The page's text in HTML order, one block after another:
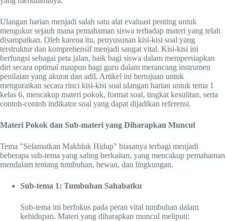
Ulangan harian menjadi salah satu alat evaluasi penting untuk
mengukur sejauh mana pemahaman siswa terhadap materi yang telah
disampaikan. Oleh karena itu, penyusunan kisi-kisi soal yang
terstruktur dan komprehensif menjadi sangat vital. Kisi-kisi ini
berfungsi sebagai peta jalan, baik bagi siswa dalam mempersiapkan
diri secara optimal maupun bagi guru dalam merancang instrumen
penilaian yang akurat dan adil. Artikel ini bertujuan untuk
menguraikan secara rinci kisi-kisi soal ulangan harian untuk tema 1
kelas 6, mencakup materi pokok, format soal, tingkat kesulitan, serta
contoh-contoh indikator soal yang dapat dijadikan referensi.
Materi Pokok dan Sub-materi yang Diharapkan Muncul
Tema "Selamatkan Makhluk Hidup" biasanya terbagi menjadi
beberapa sub-tema yang saling berkaitan, yang mencakup pemahaman
mendalam tentang tumbuhan, hewan, dan lingkungan.
Sub-tema 1: Tumbuhan Sahabatku
Sub-tema ini berfokus pada peran vital tumbuhan dalam
kehidupan. Materi yang diharapkan muncul meliputi: